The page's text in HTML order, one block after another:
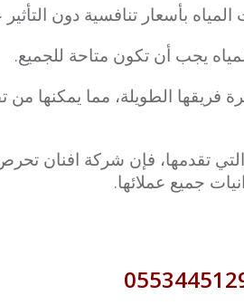
بأسعار تنافسية دون التأثير
يجب أن تكون متاحة للجميع.
الطويلة، مما يمكنها من
التي تقدمها، فإن شركة افنان
جميع عملائها.